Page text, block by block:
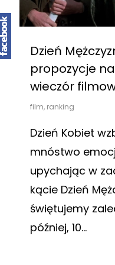
Dzień
propozycje
wieczór
film, ranking
Dzień Kobiet
mnóstwo
upychając w
kącie Dzień
świętujemy
później, 10…